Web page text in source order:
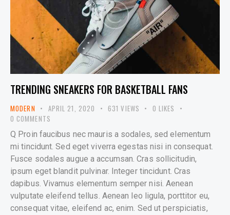
TRENDING SNEAKERS FOR BASKETBALL FANS
MODERN APRIL 21, 2020 631 VIEWS 0 LIKES
0 COMMENTS
Q Proin faucibus nec mauris a sodales, sed elementum
mi tincidunt. Sed eget viverra egestas nisi in consequat.
Fusce sodales augue a accumsan. Cras sollicitudin,
ipsum eget blandit pulvinar. Integer tincidunt. Cras
dapibus. Vivamus elementum semper nisi. Aenean
vulputate eleifend tellus. Aenean leo ligula, porttitor eu,
consequat vitae, eleifend ac, enim. Sed ut perspiciatis,